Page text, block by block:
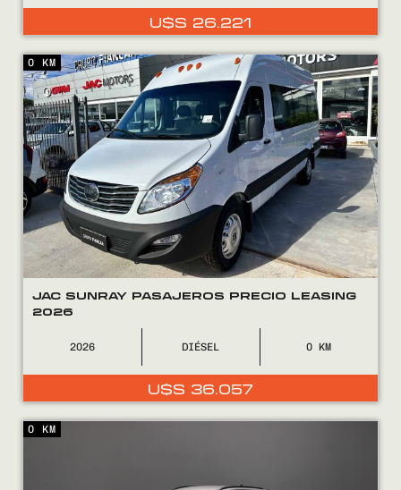
0800 2525
U$S 26.221
JAC SUNRAY PASAJEROS PRECIO LEASING
2026
2026 DIÉSEL 0
U$S 36.057
0 KM
0 KM